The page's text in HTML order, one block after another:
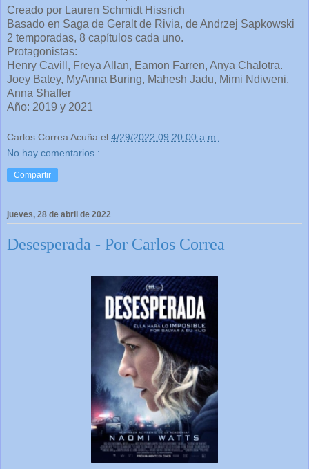
Creado por Lauren Schmidt Hissrich
Basado en Saga de Geralt de Rivia, de Andrzej Sapkowski
2 temporadas, 8 capítulos cada uno.
Protagonistas:
Henry Cavill, Freya Allan, Eamon Farren, Anya Chalotra.
Joey Batey, MyAnna Buring, Mahesh Jadu, Mimi Ndiweni,
Anna Shaffer
Año: 2019 y 2021
Carlos Correa Acuña el 4/29/2022 09:20:00 a.m.
No hay comentarios.:
Compartir
jueves, 28 de abril de 2022
Desesperada - Por Carlos Correa